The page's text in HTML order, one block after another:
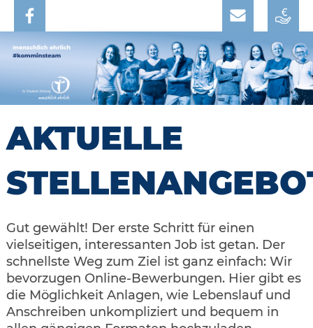
AKTUELLE
Gut gewählt! Der erste Schritt für einen
vielseitigen, interessanten Job ist getan. Der
schnellste Weg zum Ziel ist ganz einfach: Wir
bevorzugen Online-Bewerbungen. Hier gibt es
die Möglichkeit Anlagen, wie Lebenslauf und
Anschreiben unkompliziert und bequem in